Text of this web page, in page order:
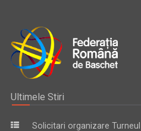
Ultimele Stiri
Solicitari organizare